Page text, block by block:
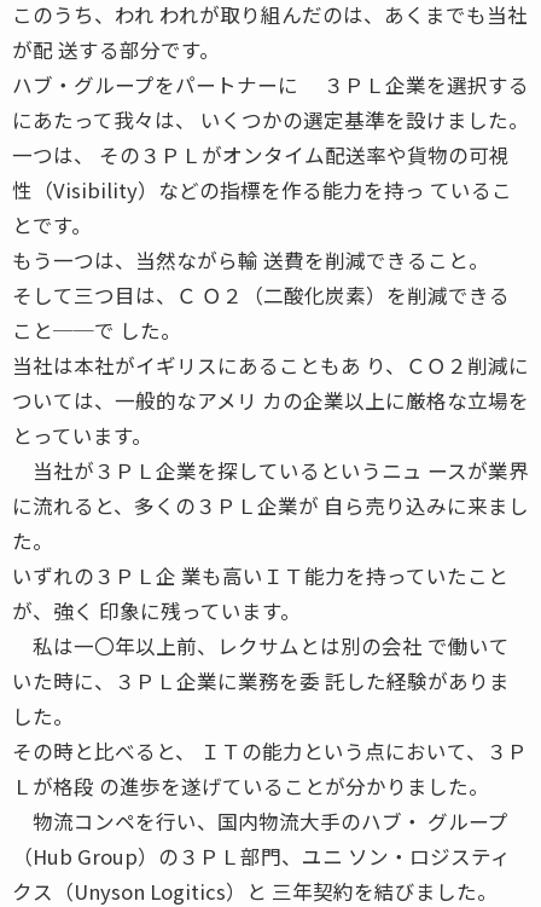
このうち、われ われが取り組んだのは、あくまでも当社
が配 送する部分です。
ハブ・グループをパートナーに ３ＰＬ企業を選択する
にあたって我々は、 いくつかの選定基準を設けました。
一つは、 その３ＰＬがオンタイム配送率や貨物の可視
性（Visibility）などの指標を作る能力を持っ ているこ
とです。
もう一つは、当然ながら輸 送費を削減できること。
そして三つ目は、Ｃ Ｏ２（二酸化炭素）を削減できる
こと──で した。
当社は本社がイギリスにあることもあ り、ＣＯ２削減に
ついては、一般的なアメリ カの企業以上に厳格な立場を
とっています。
当社が３ＰＬ企業を探しているというニュ ースが業界
に流れると、多くの３ＰＬ企業が 自ら売り込みに来まし
た。
いずれの３ＰＬ企 業も高いＩＴ能力を持っていたこと
が、強く 印象に残っています。
私は一〇年以上前、レクサムとは別の会社 で働いて
いた時に、３ＰＬ企業に業務を委 託した経験がありま
した。
その時と比べると、 ＩＴの能力という点において、３Ｐ
Ｌが格段 の進歩を遂げていることが分かりました。
物流コンペを行い、国内物流大手のハブ・ グループ
（Hub Group）の３ＰＬ部門、ユニ ソン・ロジスティ
クス（Unyson Logitics）と 三年契約を結びました。